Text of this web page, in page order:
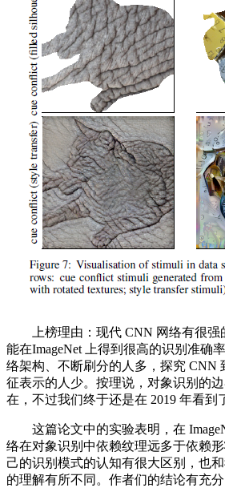
上榜理由：现代 CNN 网络有很强
能在ImageNet 上得到很高的识别准确
络架构、不断刷分的人多，探究 CNN
征表示的人少。按理说，对象识别的
在，不过我们终于还是在 2019 年看到
这篇论文中的实验表明，在
络在对象识别中依赖纹理远多于依赖
己的识别模式的认知有很大区别，也
的理解有所不同。作者们的结论有充